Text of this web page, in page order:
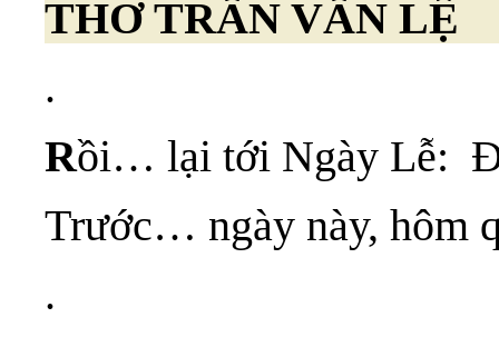
THƠ TRẦN VẤN LỆ
.
Rồi… lại tới Ngày Lễ:
Trước… ngày này, hôm
.